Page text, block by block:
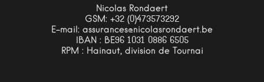
Nicolas Rondaert
GSM: +32 (0)473573292
E-mail: assurances@nicolasrondaert.be
IBAN : BE96 1031 0886 6505
RPM : Hainaut, division de Tournai